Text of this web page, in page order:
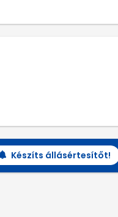
Készíts állásértesítőt!